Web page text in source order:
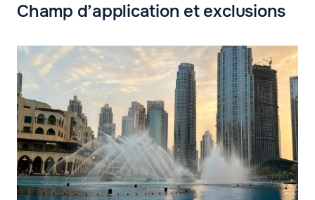
Champ d’application et exclusions